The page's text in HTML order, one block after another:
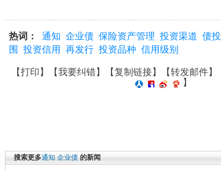
热词： 通知 企业债 保险资产管理 投资渠道 债
围
投资信用 再发行 投资品种 信用级别
【打印】【我要纠错】【复制链接】【转发邮件】
】
搜索更多通知 企业债 的新闻